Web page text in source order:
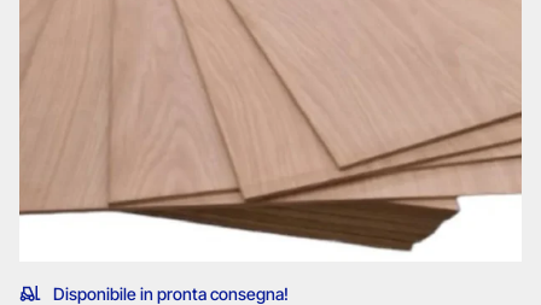
Disponibile in pronta consegna!